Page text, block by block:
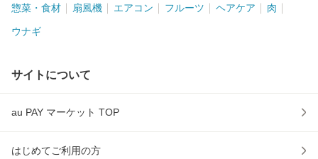
惣菜・食材 扇風機 エアコン フルーツ ヘアケア 肉
ウナギ
サイトについて
au PAY マーケット TOP
はじめてご利用の方